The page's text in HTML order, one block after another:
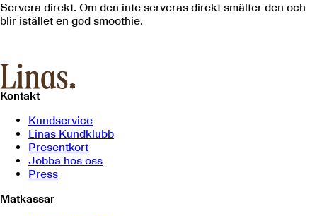
Servera direkt. Om den inte serveras direkt smälter den och
blir istället en god smoothie.
Kontakt
Kundservice
Linas Kundklubb
Presentkort
Jobba hos oss
Press
Matkassar